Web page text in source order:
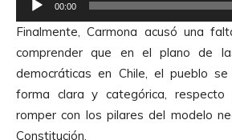
o
r
d
e
A
u
e
p
r
o
d
u
00:00
Finalmente, Carmona acusó una
comprender que en el plano de
democráticas en Chile, el pueblo
forma clara y categórica,
romper con los pilares del modelo
Constitución.